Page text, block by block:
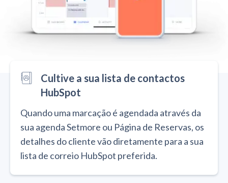
Cultive a sua lista de contactos
HubSpot
Quando uma marcação é agendada através da
sua agenda Setmore ou Página de Reservas, os
detalhes do cliente vão diretamente para a sua
lista de correio HubSpot preferida.